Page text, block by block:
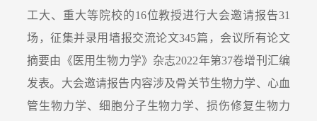
工大、重大等院校的16位教授进行大会邀请报告31
场，征集并录用墙报交流论文345篇，会议所有论文
摘要由《医用生物力学》杂志2022年第37卷增刊汇编
发表。大会邀请报告内容涉及骨关节生物力学、心血
管生物力学、细胞分子生物力学、损伤修复生物力